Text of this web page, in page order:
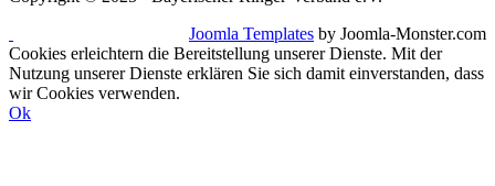
Joomla Templates by Joomla-Monster.com
Cookies erleichtern die Bereitstellung unserer Dienste. Mit der
Nutzung unserer Dienste erklären Sie sich damit einverstanden, dass
wir Cookies verwenden.
Ok